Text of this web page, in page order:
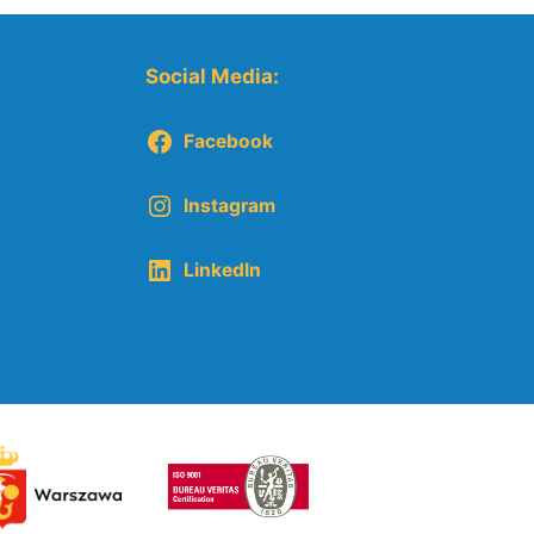
Social Media:
Facebook
Instagram
LinkedIn